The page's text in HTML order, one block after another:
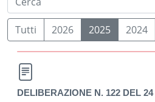
Tutti 2026 2025 2024
DELIBERAZIONE N. 122 DEL